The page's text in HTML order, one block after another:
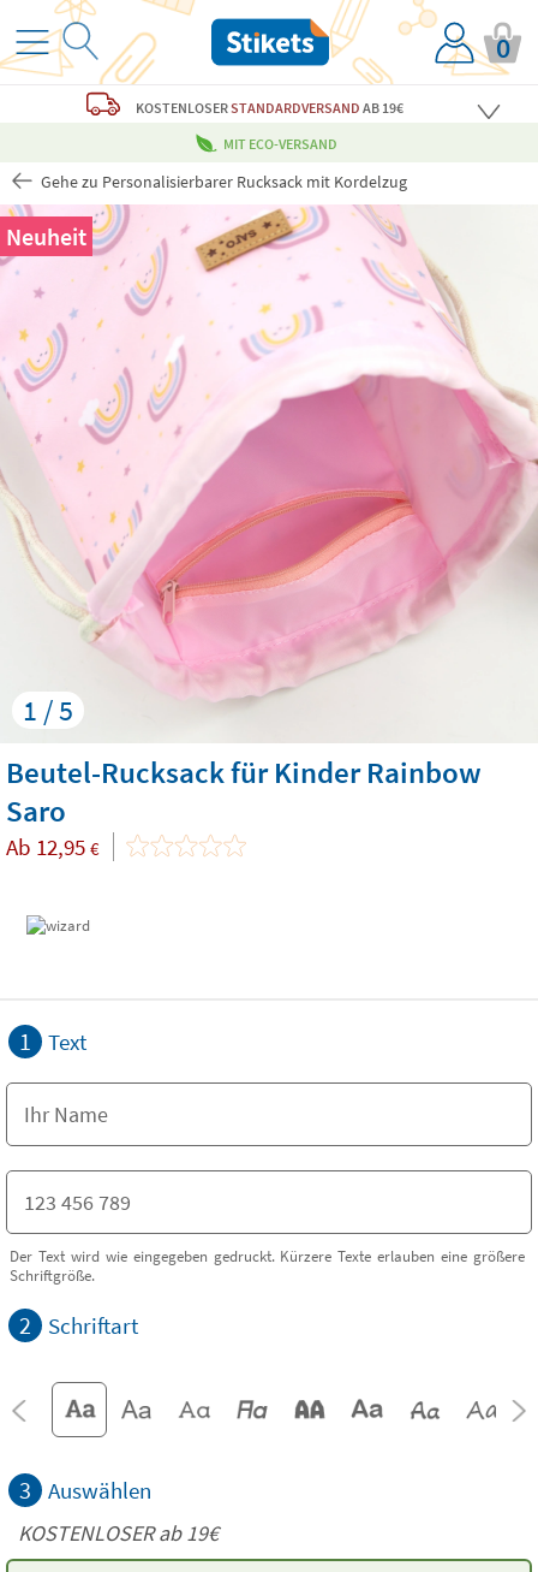
0
KOSTENLOSERSTANDARDVERSAND AB 19€
MIT ECO-VERSAND
Gehe zu Personalisierbarer Rucksack mit Kordelzug
1 / 5
Neuheit
Beutel-Rucksack für Kinder Rainbow
Saro
Ab 12,95 €
1 Text
Der Text wird wie eingegeben gedruckt. Kürzere Texte erlauben eine größere
Schriftgröße.
2 Schriftart
3 Auswählen
KOSTENLOSER ab 19€